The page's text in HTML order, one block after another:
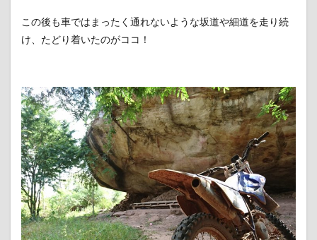
この後も車ではまったく通れないような坂道や細道を走り続
け、たどり着いたのがココ！